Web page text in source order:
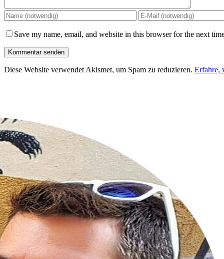
Save my name, email, and website in this browser for the next
Diese Website verwendet Akismet, um Spam zu reduzieren. Erfahre,